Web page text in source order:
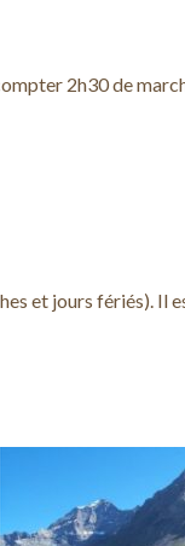
2h30 de
et jours fériés). Il